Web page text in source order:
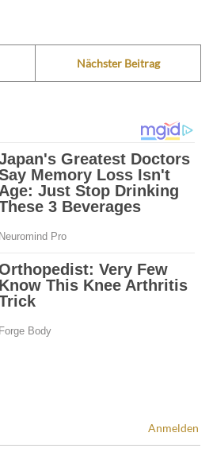
Nächster Beitrag
Anmelden